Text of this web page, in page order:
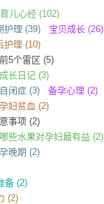
育儿心经 (102)
护理 (39) 宝贝成长 (26)
护理 (10)
5个雷区 (5)
长日记 (3)
自闭症 (3) 备孕心理 (2)
孕妇贫血 (2)
事项 (2)
哪些水果对孕妇最有益 (2)
孕晚期 (2)
备 (2)
(2)